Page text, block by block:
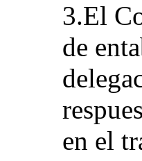
3.El
de
en el